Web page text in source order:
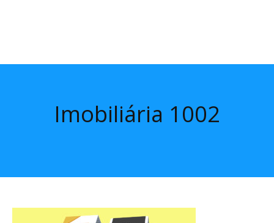
Imobiliária 1002